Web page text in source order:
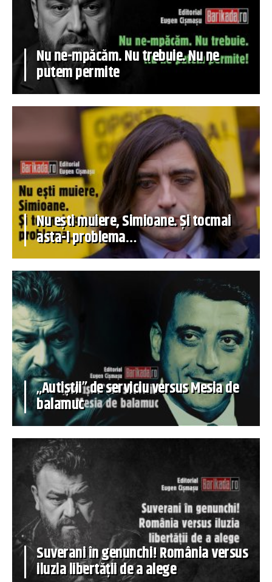
Nu ne-mpăcăm. Nu trebuie. Nu ne
putem permite
Nu ești muiere, Simioane. Și tocmai
asta-i problema…
„Autiștii” de serviciu versus Mesia de
balamuc
Suverani în genunchi! România versus
iluzia libertății de a alege